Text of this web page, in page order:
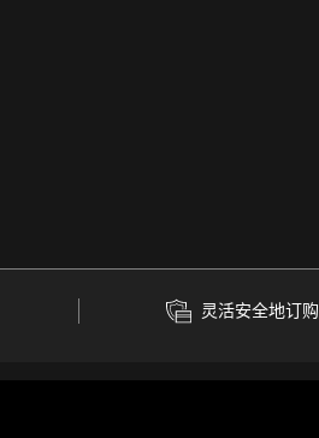
灵活安全地订购